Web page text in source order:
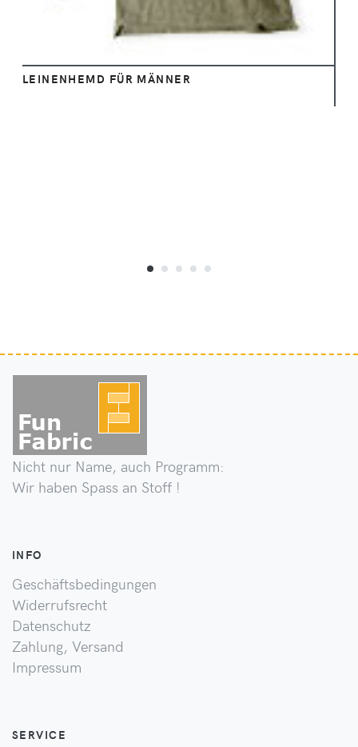
LEINENHEMD FÜR MÄNNER
Nicht nur Name, auch Programm:
Wir haben Spass an Stoff !
INFO
Geschäftsbedingungen
Widerrufsrecht
Datenschutz
Zahlung, Versand
Impressum
SERVICE